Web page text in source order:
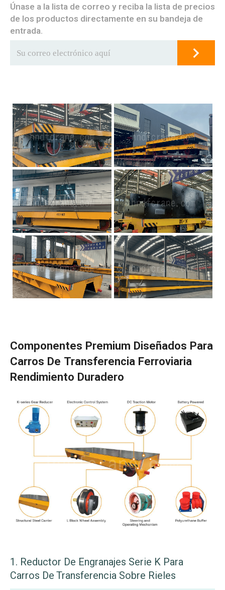
Únase a la lista de correo y reciba la lista de precios
de los productos directamente en su bandeja de
entrada.
Componentes Premium Diseñados Para
Carros De Transferencia Ferroviaria
Rendimiento Duradero
1. Reductor De Engranajes Serie K Para
Carros De Transferencia Sobre Rieles